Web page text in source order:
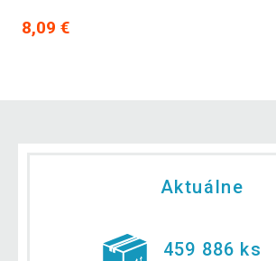
8,09 €
Aktuálne
459 886 ks